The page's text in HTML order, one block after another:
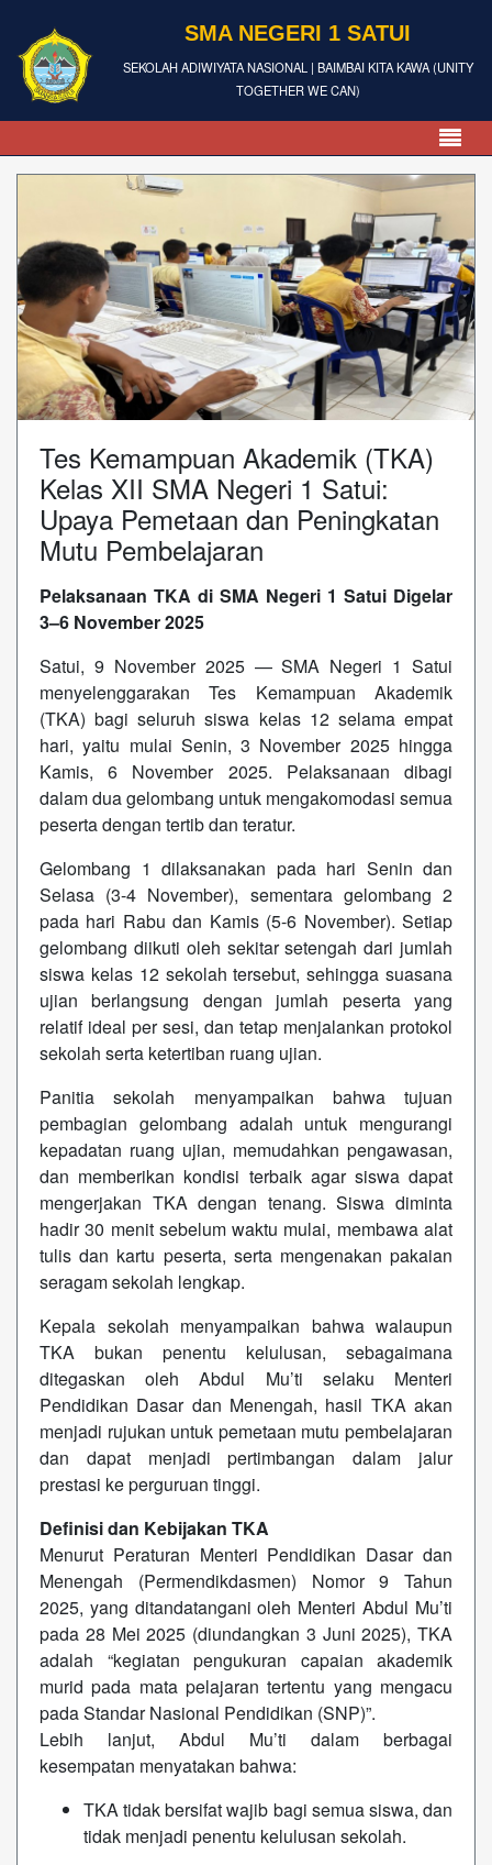
SMA NEGERI 1 SATUI
SEKOLAH ADIWIYATA NASIONAL | BAIMBAI KITA KAWA (UNITY
TOGETHER WE CAN)
Tes Kemampuan Akademik (TKA)
Kelas XII SMA Negeri 1 Satui:
Upaya Pemetaan dan Peningkatan
Mutu Pembelajaran
Pelaksanaan TKA di SMA Negeri 1 Satui Digelar
3–6 November 2025
Satui, 9 November 2025 — SMA Negeri 1 Satui
menyelenggarakan Tes Kemampuan Akademik
(TKA) bagi seluruh siswa kelas 12 selama empat
hari, yaitu mulai Senin, 3 November 2025 hingga
Kamis, 6 November 2025. Pelaksanaan dibagi
dalam dua gelombang untuk mengakomodasi semua
peserta dengan tertib dan teratur.
Gelombang 1 dilaksanakan pada hari Senin dan
Selasa (3-4 November), sementara gelombang 2
pada hari Rabu dan Kamis (5-6 November). Setiap
gelombang diikuti oleh sekitar setengah dari jumlah
siswa kelas 12 sekolah tersebut, sehingga suasana
ujian berlangsung dengan jumlah peserta yang
relatif ideal per sesi, dan tetap menjalankan protokol
sekolah serta ketertiban ruang ujian.
Panitia sekolah menyampaikan bahwa tujuan
pembagian gelombang adalah untuk mengurangi
kepadatan ruang ujian, memudahkan pengawasan,
dan memberikan kondisi terbaik agar siswa dapat
mengerjakan TKA dengan tenang. Siswa diminta
hadir 30 menit sebelum waktu mulai, membawa alat
tulis dan kartu peserta, serta mengenakan pakaian
seragam sekolah lengkap.
Kepala sekolah menyampaikan bahwa walaupun
TKA bukan penentu kelulusan, sebagaimana
ditegaskan oleh Abdul Mu’ti selaku Menteri
Pendidikan Dasar dan Menengah, hasil TKA akan
menjadi rujukan untuk pemetaan mutu pembelajaran
dan dapat menjadi pertimbangan dalam jalur
prestasi ke perguruan tinggi.
Definisi dan Kebijakan TKA
Menurut Peraturan Menteri Pendidikan Dasar dan
Menengah (Permendikdasmen) Nomor 9 Tahun
2025, yang ditandatangani oleh Menteri Abdul Mu’ti
pada 28 Mei 2025 (diundangkan 3 Juni 2025), TKA
adalah “kegiatan pengukuran capaian akademik
murid pada mata pelajaran tertentu yang mengacu
pada Standar Nasional Pendidikan (SNP)”.
Lebih lanjut, Abdul Mu’ti dalam berbagai
kesempatan menyatakan bahwa:
TKA tidak bersifat wajib bagi semua siswa, dan
tidak menjadi penentu kelulusan sekolah.